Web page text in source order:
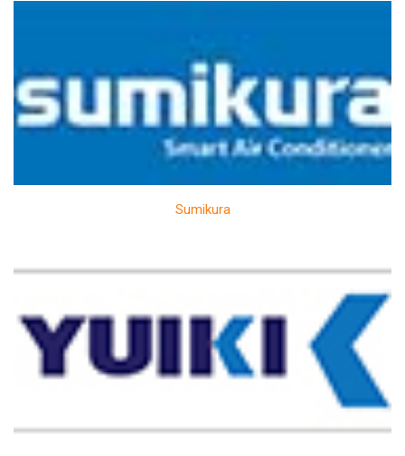
Sumikura